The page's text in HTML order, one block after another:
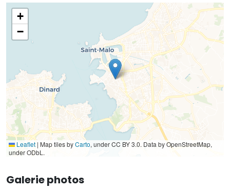
+
−
Leaflet | Map tiles byCarto, under CC BY 3.0. Data by OpenStreetMap,
under ODbL.
Galerie photos